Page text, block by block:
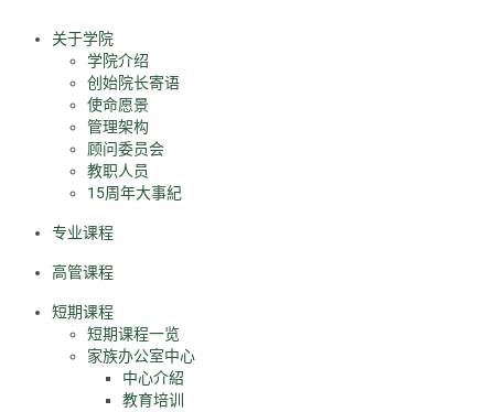
关于学院
学院介绍
创始院长寄语
使命愿景
管理架构
顾问委员会
教职人员
15周年大事紀
专业课程
高管课程
短期课程
短期课程一览
家族办公室中心
中心介紹
教育培训